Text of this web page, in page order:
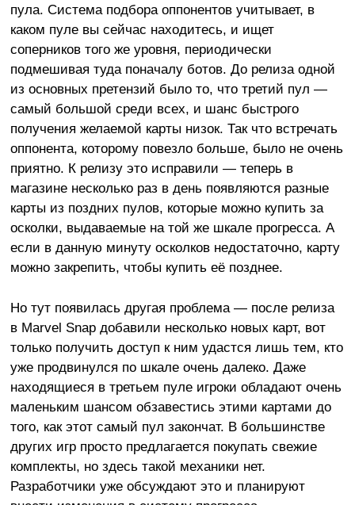
пула. Система подбора оппонентов учитывает, в
каком пуле вы сейчас находитесь, и ищет
соперников того же уровня, периодически
подмешивая туда поначалу ботов. До релиза одной
из основных претензий было то, что третий пул —
самый большой среди всех, и шанс быстрого
получения желаемой карты низок. Так что встречать
оппонента, которому повезло больше, было не очень
приятно. К релизу это исправили — теперь в
магазине несколько раз в день появляются разные
карты из поздних пулов, которые можно купить за
осколки, выдаваемые на той же шкале прогресса. А
если в данную минуту осколков недостаточно, карту
можно закрепить, чтобы купить её позднее.
Но тут появилась другая проблема — после релиза
в Marvel Snap добавили несколько новых карт, вот
только получить доступ к ним удастся лишь тем, кто
уже продвинулся по шкале очень далеко. Даже
находящиеся в третьем пуле игроки обладают очень
маленьким шансом обзавестись этими картами до
того, как этот самый пул закончат. В большинстве
других игр просто предлагается покупать свежие
комплекты, но здесь такой механики нет.
Разработчики уже обсуждают это и планируют